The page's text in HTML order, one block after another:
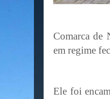
Comarca de
em regime
Ele foi